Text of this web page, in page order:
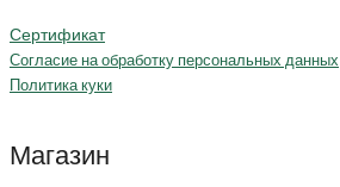
Сертификат
Согласие на обработку персональных данных
Политика куки
Магазин